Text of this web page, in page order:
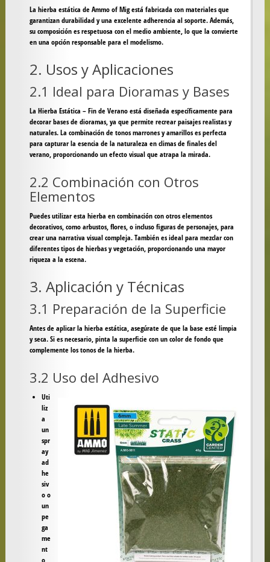
La hierba estática de Ammo of Mig está fabricada con materiales que
garantizan durabilidad y una excelente adherencia al soporte. Además,
su composición es respetuosa con el medio ambiente, lo que la convierte
en una opción responsable para el modelismo.
2. Usos y Aplicaciones
2.1 Ideal para Dioramas y Bases
La Hierba Estática – Fin de Verano está diseñada específicamente para
decorar bases de dioramas, ya que permite recrear paisajes realistas y
naturales. La combinación de tonos marrones y amarillos es perfecta
para capturar la esencia de la naturaleza en climas de finales del
verano, proporcionando un efecto visual que atrapa la mirada.
2.2 Combinación con Otros
Elementos
Puedes utilizar esta hierba en combinación con otros elementos
decorativos, como arbustos, flores, o incluso figuras de personajes, para
crear una narrativa visual compleja. También es ideal para mezclar con
diferentes tipos de hierbas y vegetación, proporcionando una mayor
riqueza a la escena.
3. Aplicación y Técnicas
3.1 Preparación de la Superficie
Antes de aplicar la hierba estática, asegúrate de que la base esté limpia
y seca. Si es necesario, pinta la superficie con un color de fondo que
complemente los tonos de la hierba.
3.2 Uso del Adhesivo
Uti
liz
a
un
spr
ay
ad
he
siv
o o
un
pe
ga
me
nt